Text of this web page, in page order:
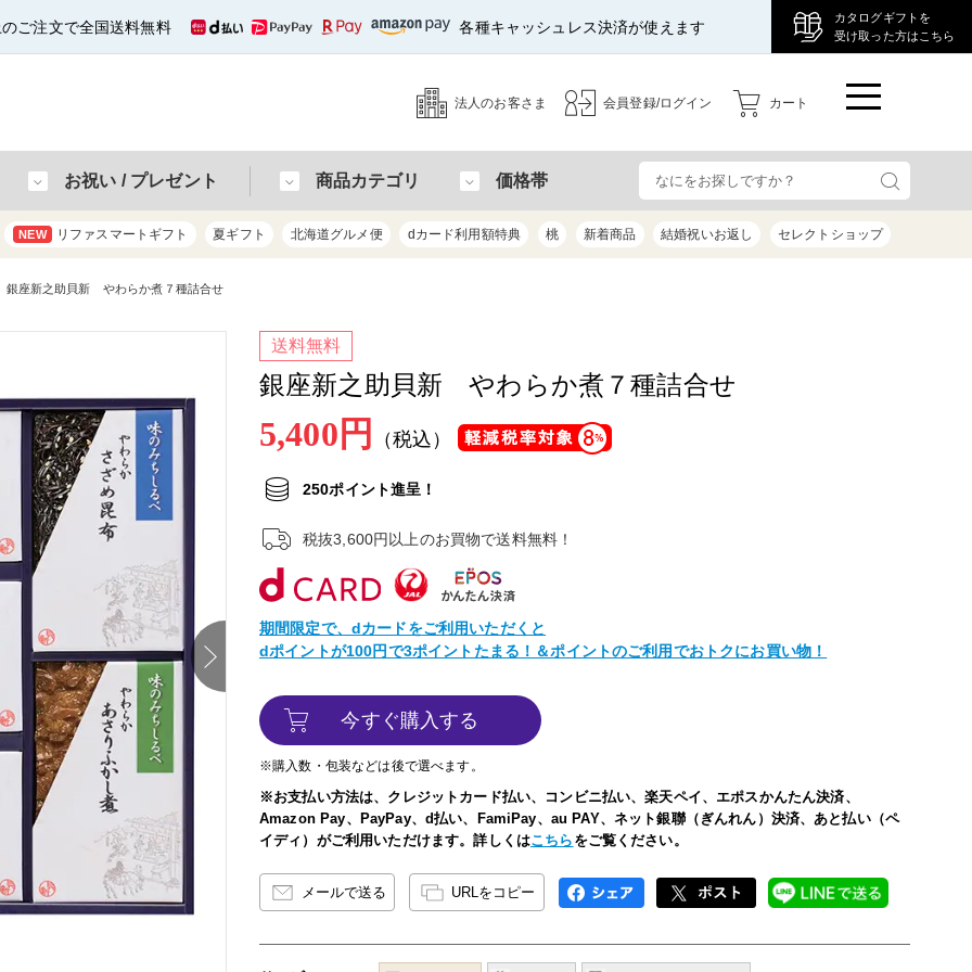
ご注文で全国送料無料 各種キャッシュレス決済が使えます
カタログギフトを
受け取った方はこちら
法人のお客さま 会員登録/ログイン カート
お祝い / プレゼント 商品カテゴリ 価格帯
NEW リファスマートギフト 夏ギフト 北海道グルメ便 dカード利用額特典 桃 新着商品 結婚祝いお返し セレクトショップ
銀座新之助貝新 やわらか煮７種詰合せ
送料無料
銀座新之助貝新 やわらか煮７種詰合せ
5,400円 （税込）
250ポイント進呈！
税抜3,600円以上のお買物で送料無料！
期間限定で、dカードをご利用いただくと
dポイントが100円で3ポイントたまる！＆ポイントのご利用でおトクにお買い物！
今すぐ購入する
※購入数・包装などは後で選べます。
※お支払い方法は、クレジットカード払い、コンビニ払い、楽天ペイ、エポスかんたん決済、
Amazon Pay、PayPay、d払い、FamiPay、au PAY、ネット銀聯（ぎんれん）決済、あと払い（ペ
イディ）がご利用いただけます。詳しくはこちら をご覧ください。
メールで送る URLをコピー